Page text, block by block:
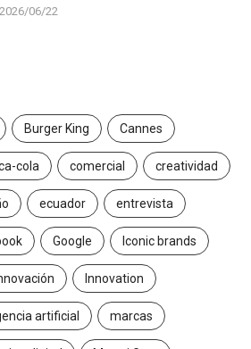
2026/06/22
Burger King Cannes
cola comercial creatividad
ecuador entrevista
Google Iconic brands
Innovation
artificial marcas